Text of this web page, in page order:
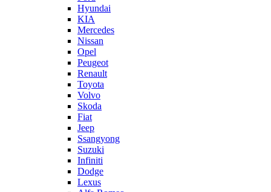
Hyundai
KIA
Mercedes
Nissan
Opel
Peugeot
Renault
Toyota
Volvo
Skoda
Fiat
Jeep
Ssangyong
Suzuki
Infiniti
Dodge
Lexus